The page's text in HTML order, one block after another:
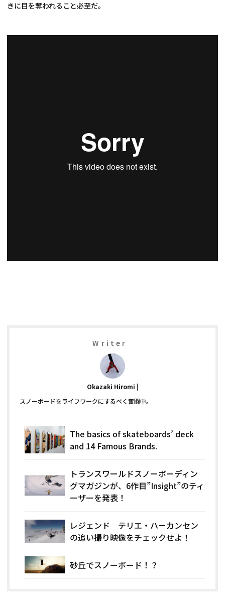
きに目を奪われること必至だ。
Writer
Okazaki Hiromi
スノーボードをライフワークにするべく奮闘中。
The basics of skateboards’ deck
and 14 Famous Brands.
トランスワールドスノーボーディン
グマガジンが、6作目”Insight”のティ
ーザーを発表！
レジェンド テリエ・ハーカンセン
の追い撮り映像をチェックせよ！
砂丘でスノーボード！？